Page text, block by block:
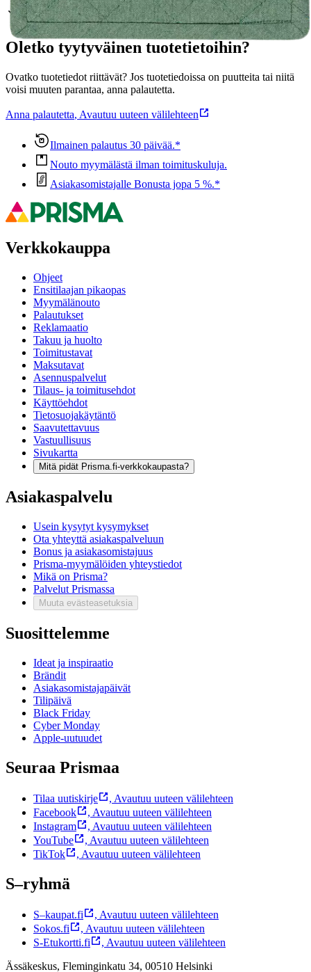
Oletko tyytyväinen tuotetietoihin?
Ovatko tuotetiedot riittävät? Jos tuotetiedoissa on puutteita tai niitä
voisi muuten parantaa, anna palautetta.
Anna palautetta, Avautuu uuteen välilehteen
Ilmainen palautus 30 päivää.*
Nouto myymälästä ilman toimituskuluja.
Asiakasomistajalle Bonusta jopa 5 %.*
Verkkokauppa
Ohjeet
Ensitilaajan pikaopas
Myymälänouto
Palautukset
Reklamaatio
Takuu ja huolto
Toimitustavat
Maksutavat
Asennuspalvelut
Tilaus- ja toimitusehdot
Käyttöehdot
Tietosuojakäytäntö
Saavutettavuus
Vastuullisuus
Sivukartta
Mitä pidät Prisma.fi-verkkokaupasta?
Asiakaspalvelu
Usein kysytyt kysymykset
Ota yhteyttä asiakaspalveluun
Bonus ja asiakasomistajuus
Prisma-myymälöiden yhteystiedot
Mikä on Prisma?
Palvelut Prismassa
Muuta evästeasetuksia
Suosittelemme
Ideat ja inspiraatio
Brändit
Asiakasomistajapäivät
Tilipäivä
Black Friday
Cyber Monday
Apple-uutuudet
Seuraa Prismaa
Tilaa uutiskirje , Avautuu uuteen välilehteen
Facebook
, Avautuu uuteen välilehteen
Instagram
, Avautuu uuteen välilehteen
YouTube
, Avautuu uuteen välilehteen
TikTok
, Avautuu uuteen välilehteen
S–ryhmä
S–kaupat.fi , Avautuu uuteen välilehteen
Sokos.fi
, Avautuu uuteen välilehteen
S-Etukortti.fi
, Avautuu uuteen välilehteen
Ässäkeskus, Fleminginkatu 34, 00510 Helsinki